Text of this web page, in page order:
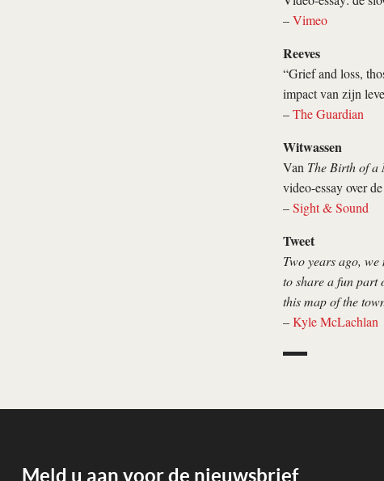
–Vimeo
Reeves
“Grief and loss,
impact van zijn
–The Guardian
Witwassen
Van The Birth of a
video-essay over
–Sight & Sound
Tweet
Two years ago,
to share a fun part
this map of the
–Kyle McLachlan
Meld u aan voor de nieuwsbrief